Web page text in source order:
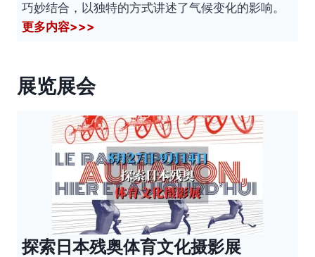
巧妙结合，以独特的方式讲述了气候变化的影响。
更多内容>>>
展览展会
探索日本残奥体育文化摄影展